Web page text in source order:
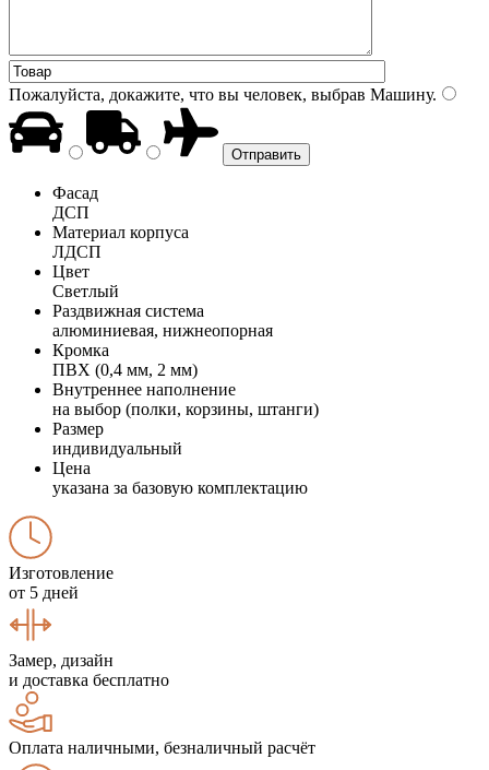
Пожалуйста, докажите, что вы человек, выбрав Машину.
Фасад
ДСП
Материал корпуса
ЛДСП
Цвет
Светлый
Раздвижная система
алюминиевая, нижнеопорная
Кромка
ПВХ (0,4 мм, 2 мм)
Внутреннее наполнение
на выбор (полки, корзины, штанги)
Размер
индивидуальный
Цена
указана за базовую комплектацию
Изготовление
от 5 дней
Замер, дизайн
и доставка бесплатно
Оплата наличными, безналичный расчёт